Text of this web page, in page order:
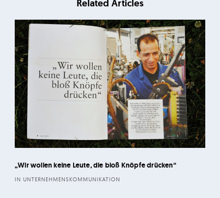
M
i
c
h
a
e
l
F
e
h
r
e
n
Related Articles
„Wir wollen keine Leute, die bloß Knöpfe drücken“
IN UNTERNEHMENSKOMMUNIKATION